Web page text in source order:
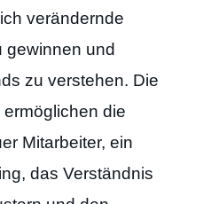
verändernde
gewinnen und
zu verstehen. Die
die
Mitarbeiter, ein
das Verständnis